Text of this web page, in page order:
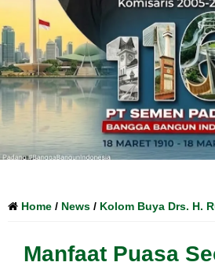
Home / News / Kolom Buya Drs. H.
Manfaat Puasa